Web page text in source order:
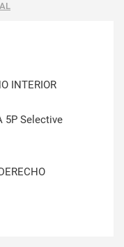
INTERIOR
5P Selective